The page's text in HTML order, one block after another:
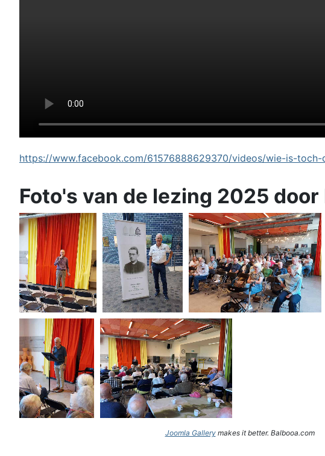
https://www.facebook.com/61576888629370/videos/wie-is-
Foto's van de lezing 2025
Joomla Gallerymakes it better. Balbooa.com